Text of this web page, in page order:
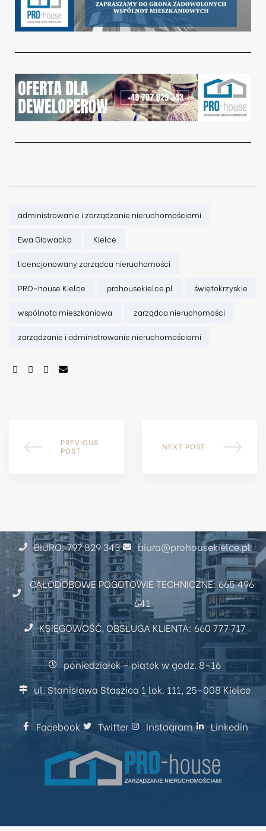
Tags:
administrowanie i zarządzanie nieruchomościami
Ewa Głowacka Kielce
licencjonowany zarządca nieruchomości
PRO-house Kielce prohousekielce.pl świętokrzyskie
wspólnota mieszkaniowa zarządca nieruchomości
zarządzanie i administrowanie nieruchomościami
SHARE:
PREVIOUS
POST
NEXT POST
BIURO: 797 829 343 biuro@prohousekielce.pl
CAŁODOBOWE POGOTOWIE TECHNICZNE: 665 496
641
KSIĘGOWOŚĆ, OBSŁUGA KLIENTA: 660 777 717
poniedziałek - piątek w godz. 8-16
ul. Stanisława Staszica 1 lok. 111, 25-008 Kielce
Facebook Twitter Instagram Linkedin